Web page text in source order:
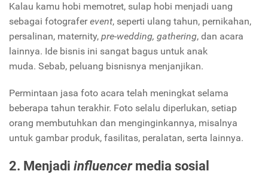
Kalau kamu hobi memotret, sulap hobi menjadi uang
sebagai fotograferevent, seperti ulang tahun, pernikahan,
persalinan, maternity, pre-wedding, gathering, dan acara
lainnya. Ide bisnis ini sangat bagus untuk anak
muda. Sebab, peluang bisnisnya menjanjikan.
Permintaan jasa foto acara telah meningkat selama
beberapa tahun terakhir. Foto selalu diperlukan, setiap
orang membutuhkan dan menginginkannya, misalnya
untuk gambar produk, fasilitas, peralatan, serta lainnya.
2. Menjadi influencermedia sosial